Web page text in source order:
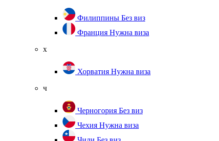
Филиппины Без виз
Франция Нужна виза
х
Хорватия Нужна виза
ч
Черногория Без виз
Чехия Нужна виза